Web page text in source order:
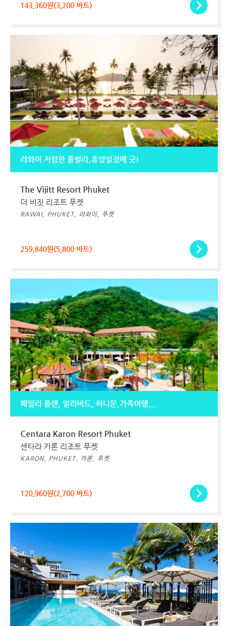
143,360원(3,200 바트)
라와이 저렴한 풀빌라,휴양일정에 굿!
The Vijitt Resort Phuket
더 비짓 리조트 푸켓
RAWAI, PHUKET, 라와이, 푸켓
259,840원(5,800 바트)
패밀리 플랜, 얼리버드, 허니문,가족여행...
Centara Karon Resort Phuket
센타라 카론 리조트 푸켓
KARON, PHUKET, 까론, 푸켓
120,960원(2,700 바트)